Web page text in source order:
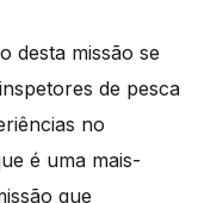
desta missão se
de pesca
no
é uma mais-
que